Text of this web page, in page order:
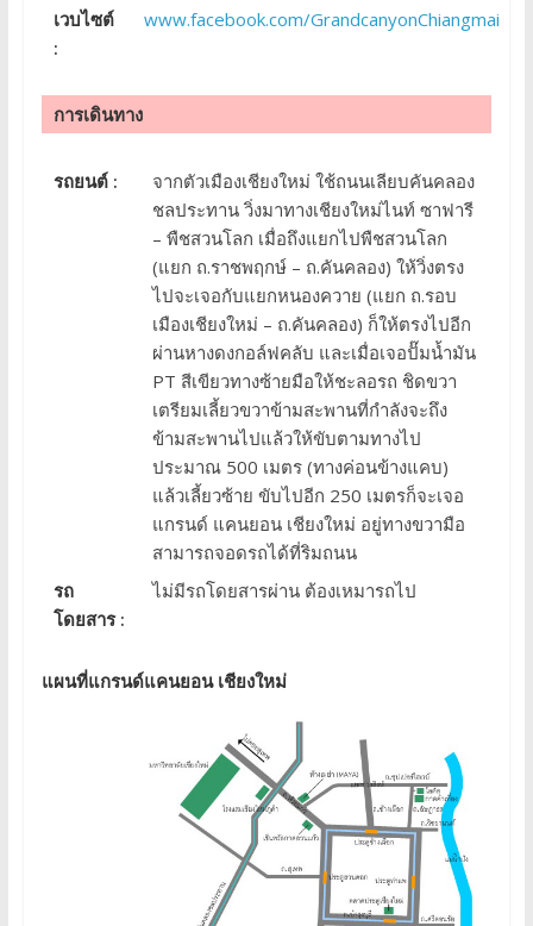
เวบไซต์
:
www.facebook.com/GrandcanyonChiangmai
การเดินทาง
รถยนต์ :
จากตัวเมืองเชียงใหม่ ใช้ถนนเลียบคันคลอง
ชลประทาน วิ่งมาทางเชียงใหม่ไนท์ ซาฟารี
– พืชสวนโลก เมื่อถึงแยกไปพืชสวนโลก
(แยก ถ.ราชพฤกษ์ – ถ.คันคลอง) ให้วิ่งตรง
ไปจะเจอกับแยกหนองควาย (แยก ถ.รอบ
เมืองเชียงใหม่ – ถ.คันคลอง) ก็ให้ตรงไปอีก
ผ่านหางดงกอล์ฟคลับ และเมื่อเจอปั๊มน้ำมัน
PT สีเขียวทางซ้ายมือให้ชะลอรถ ชิดขวา
เตรียมเลี้ยวขวาข้ามสะพานที่กำลังจะถึง
ข้ามสะพานไปแล้วให้ขับตามทางไป
ประมาณ 500 เมตร (ทางค่อนข้างแคบ)
แล้วเลี้ยวซ้าย ขับไปอีก 250 เมตรก็จะเจอ
แกรนด์ แคนยอน เชียงใหม่ อยู่ทางขวามือ
สามารถจอดรถได้ที่ริมถนน
รถ
โดยสาร :
ไม่มีรถโดยสารผ่าน ต้องเหมารถไป
แผนที่แกรนด์แคนยอน เชียงใหม่